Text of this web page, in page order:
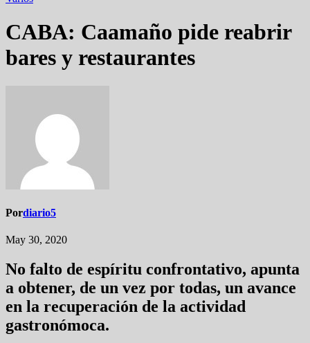
CABA: Caamaño pide reabrir
bares y restaurantes
Pordiario5
May 30, 2020
No falto de espíritu confrontativo, apunta
a obtener, de un vez por todas, un avance
en la recuperación de la actividad
gastronómoca.